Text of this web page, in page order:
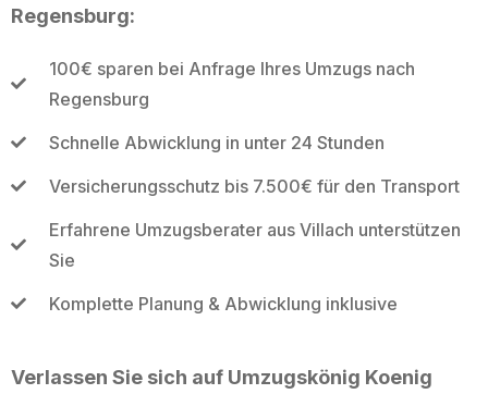
Regensburg:
100€ sparen bei Anfrage Ihres Umzugs nach
Regensburg
Schnelle Abwicklung in unter 24 Stunden
Versicherungsschutz bis 7.500€ für den Transport
Erfahrene Umzugsberater aus Villach unterstützen
Sie
Komplette Planung & Abwicklung inklusive
Verlassen Sie sich auf Umzugskönig Koenig